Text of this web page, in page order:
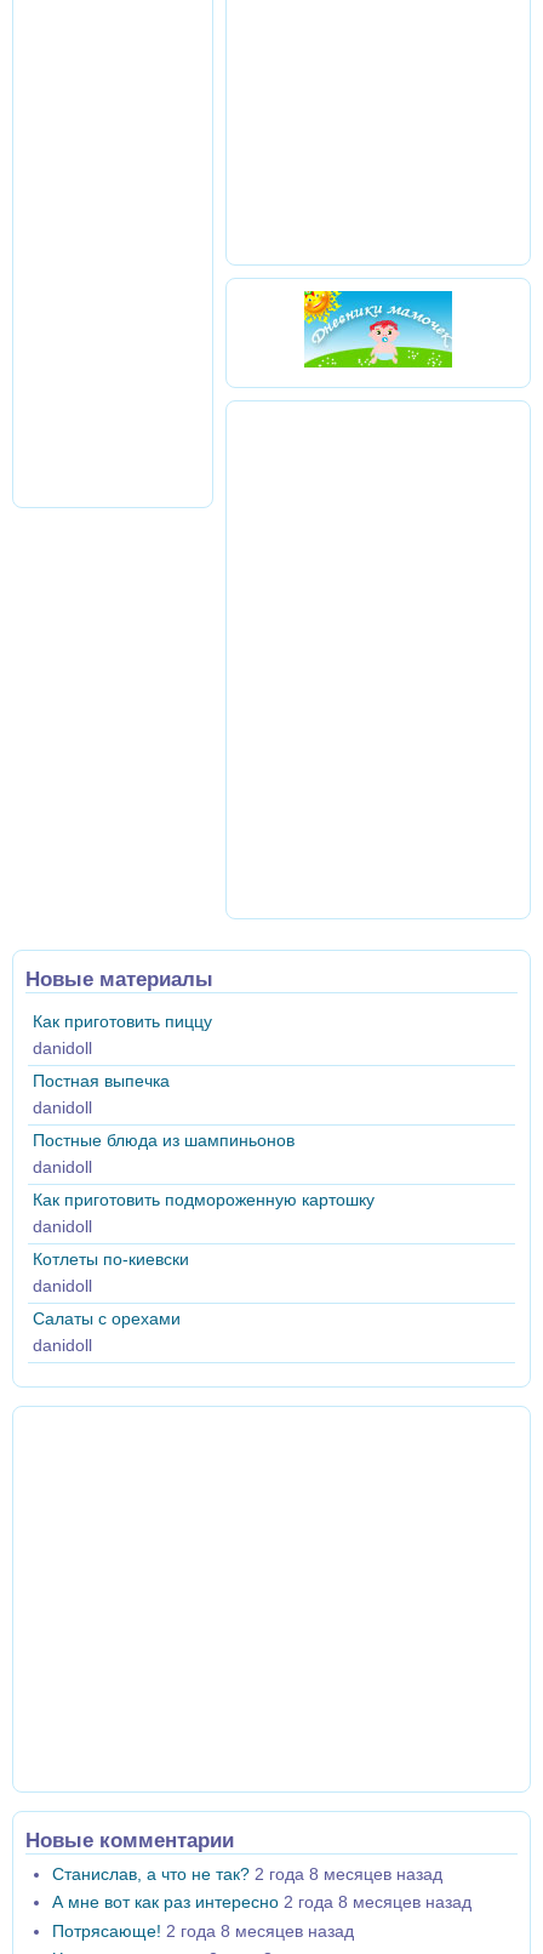
Новые материалы
Как приготовить пиццу
danidoll
Постная выпечка
danidoll
Постные блюда из шампиньонов
danidoll
Как приготовить подмороженную картошку
danidoll
Котлеты по-киевски
danidoll
Салаты с орехами
danidoll
Новые комментарии
Станислав, а что не так? 2 года 8 месяцев назад
А мне вот как раз интересно 2 года 8 месяцев назад
Потрясающе! 2 года 8 месяцев назад